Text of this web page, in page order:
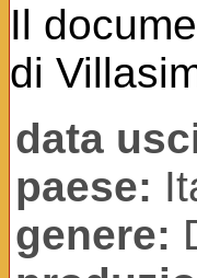
Il
di
data
paese:
genere: